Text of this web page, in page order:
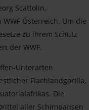
Scattolin,
Österreich. Um die
zu ihrem Schutz
der WWF.
Unterarten
Flachlandgorilla,
Die
aller Schimpansen